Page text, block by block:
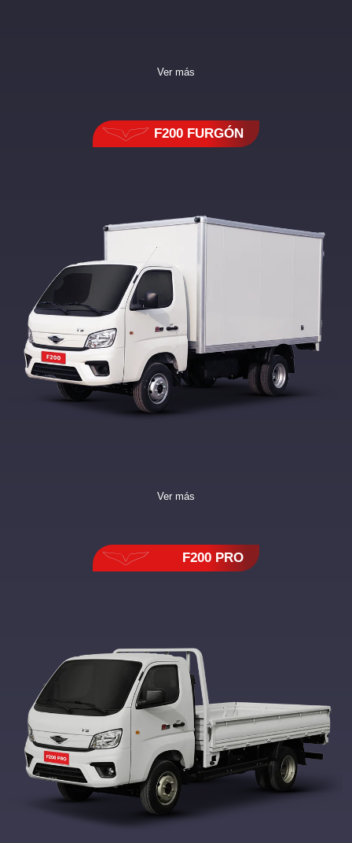
Ver más
F200 FURGÓN
Ver más
F200 PRO